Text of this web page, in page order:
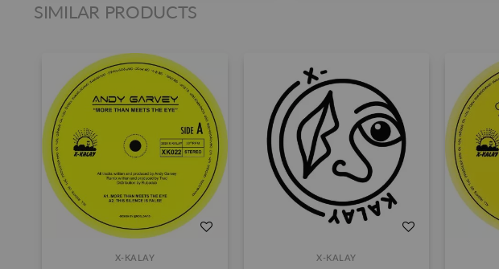
SIMILAR PRODUCTS
X-KALAY X-KALAY